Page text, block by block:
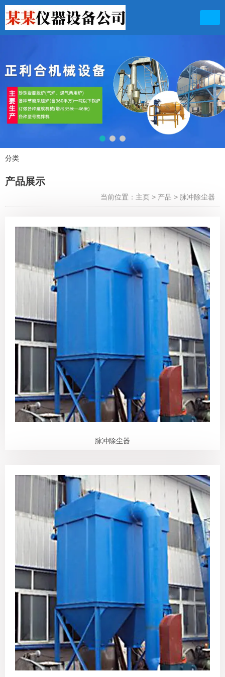
联系电话
13949711156 13103631899
分类
产品展示
当前位置：主页 > 产品 > 脉冲除尘器
脉冲除尘器